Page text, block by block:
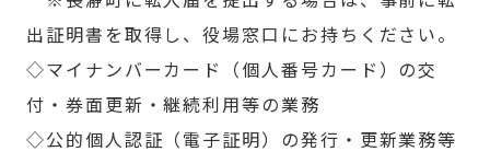
出証明書を取得し、役場窓口にお持ちください。
◇マイナンバーカード（個人番号カード）の交
付・券面更新・継続利用等の業務
◇公的個人認証（電子証明）の発行・更新業務等